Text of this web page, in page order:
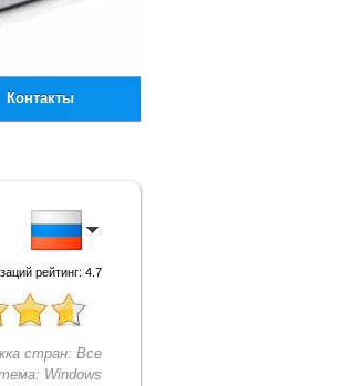
Контакты
рейтинг: 4.7
стран: Все
Windows